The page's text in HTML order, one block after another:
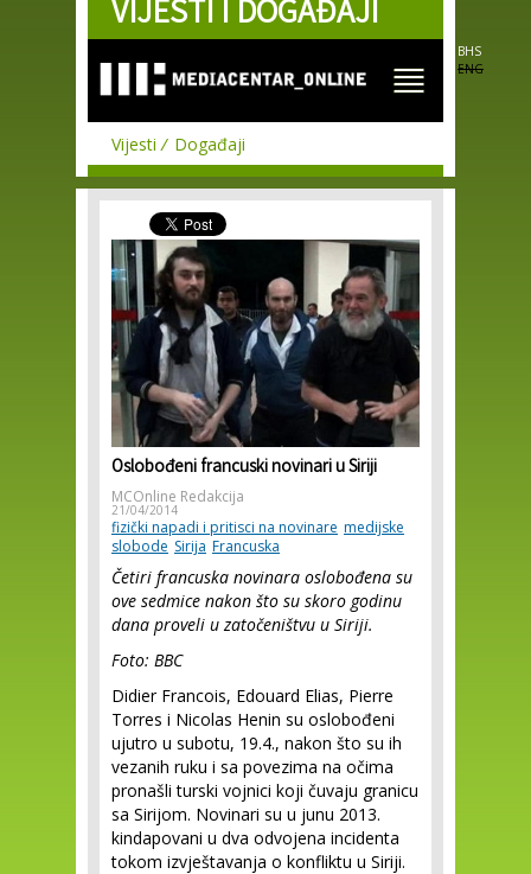
Skip to
main
VIJESTI I DOGAĐAJI
BHS
ENG
Vijesti Događaji
Oslobođeni francuski novinari u Siriji
MCOnline Redakcija
21/04/2014
fizički napadi i pritisci na novinare medijske
slobode Sirija Francuska
Četiri francuska novinara oslobođena su
ove sedmice nakon što su skoro godinu
dana proveli u zatočeništvu u Siriji.
Foto: BBC
Didier Francois, Edouard Elias, Pierre
Torres i Nicolas Henin su oslobođeni
ujutro u subotu, 19.4., nakon što su ih
vezanih ruku i sa povezima na očima
pronašli turski vojnici koji čuvaju granicu
sa Sirijom. Novinari su u junu 2013.
kindapovani u dva odvojena incidenta
tokom izvještavanja o konfliktu u Siriji.